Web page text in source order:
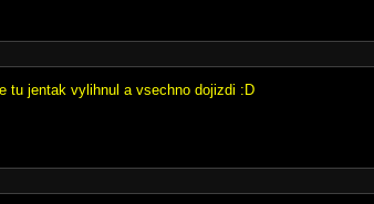
tu jentak vylihnul a vsechno dojizdi :D